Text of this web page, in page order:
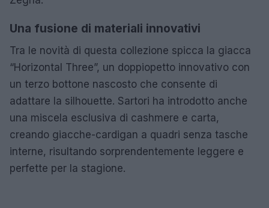
Una fusione di materiali innovativi
Tra le novità di questa collezione spicca la giacca
“Horizontal Three”, un doppiopetto innovativo con
un terzo bottone nascosto che consente di
adattare la silhouette. Sartori ha introdotto anche
una miscela esclusiva di cashmere e carta,
creando giacche-cardigan a quadri senza tasche
interne, risultando sorprendentemente leggere e
perfette per la stagione.